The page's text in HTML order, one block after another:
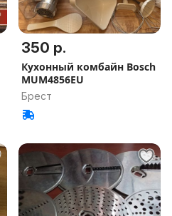
350 р.
Кухонный комбайн Bosch
MUM4856EU
Брест